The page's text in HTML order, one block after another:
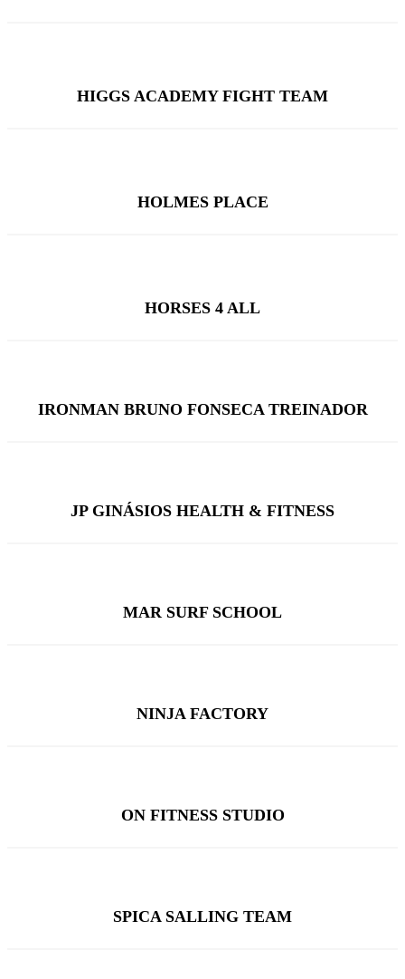
HIGGS ACADEMY FIGHT TEAM
HOLMES PLACE
HORSES 4 ALL
IRONMAN BRUNO FONSECA TREINADOR
JP GINÁSIOS HEALTH & FITNESS
MAR SURF SCHOOL
NINJA FACTORY
ON FITNESS STUDIO
SPICA SALLING TEAM